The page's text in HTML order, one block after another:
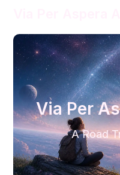
Via Per
A Road